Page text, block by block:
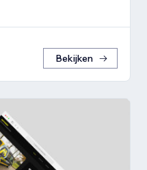
Bekijken